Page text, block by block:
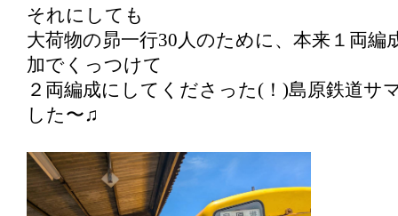
それにしても
大荷物の昴一行30人のために、本来１両編
加でくっつけて
２両編成にしてくださった(！)島原鉄道サ
した〜♫